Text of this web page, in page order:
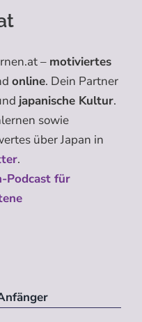
– motiviertes
online. Dein Partner
japanische Kultur.
sowie
über Japan in
.
Podcast für